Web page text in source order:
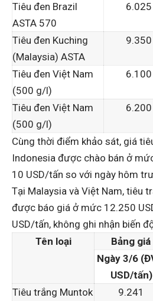
Tiêu đen Brazil
ASTA 570
6.025
Tiêu đen Kuching
(Malaysia) ASTA
9.350
Tiêu đen Việt Nam
(500 g/l)
6.100
Tiêu đen Việt Nam
(500 g/l)
6.200
Cùng thời điểm khảo sát, giá
Indonesia được chào bán ở
10 USD/tấn so với ngày hôm
Tại Malaysia và Việt Nam, tiêu
được báo giá ở mức 12.250
USD/tấn, không ghi nhận biến
Tên loại
Bảng
Ngày 3/6
USD/tấn)
Tiêu trắng Muntok
9.241